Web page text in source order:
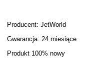
Producent: JetWorld
Gwarancja: 24 miesiące
Produkt 100% nowy